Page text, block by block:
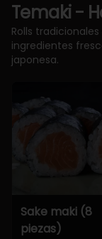
Temaki -
Rolls
ingredientes
japonesa.
Sake maki (8
piezas)